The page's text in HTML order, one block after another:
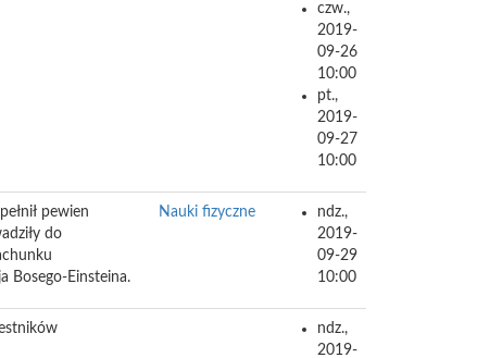
czw.,
2019-
09-26
10:00
pt.,
2019-
09-27
10:00
pewien
do
Bosego-Einsteina.
Nauki fizyczne
ndz.,
2019-
09-29
10:00
ndz.,
2019-